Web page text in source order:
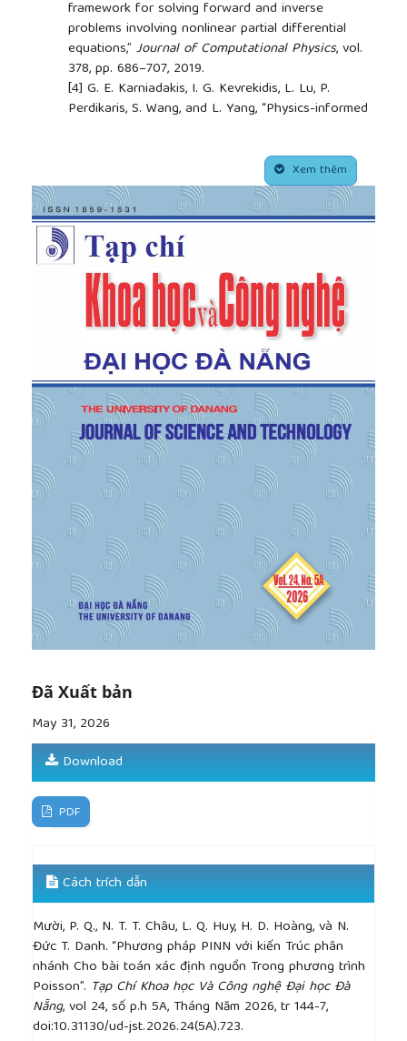
framework for solving forward and inverse
problems involving nonlinear partial differential
equations,” Journal of Computational Physics, vol.
378, pp. 686–707, 2019.
[4] G. E. Karniadakis, I. G. Kevrekidis, L. Lu, P.
Perdikaris, S. Wang, and L. Yang, “Physics-informed
A. Bonfanti, G. Bruno, and C. Cipriani, “The
challenges of the nonlinear regime for physics-
informed neural networks,”
Advances in Neural
Information Processing Systems, vol. 37, pp.
41852–41881, 2024.
Xem thêm
Đã Xuất bản
May 31, 2026
Download
PDF
Cách trích dẫn
Mười, P. Q., N. T. T. Châu, L. Q. Huy, H. D. Hoàng, và N.
Đức T. Danh. “Phương pháp PINN với kiến Trúc phân
nhánh Cho bài toán xác định nguồn Trong phương trình
Poisson”. Tạp Chí Khoa học Và Công nghệ Đại học Đà
Nẵng, vol 24, số p.h 5A, Tháng Năm 2026, tr 144-7,
doi:10.31130/ud-jst.2026.24(5A).723.